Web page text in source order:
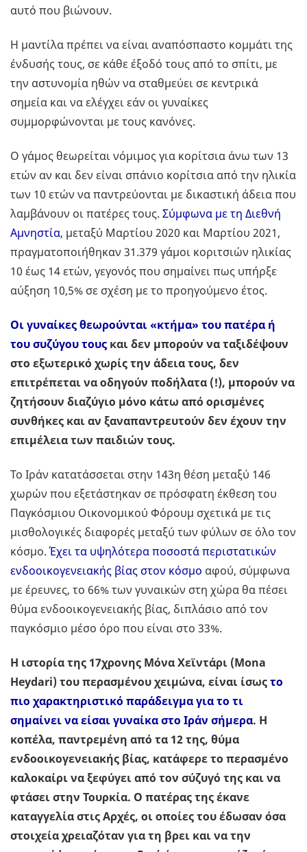
αυτό που βιώνουν.
Η μαντίλα πρέπει να είναι αναπόσπαστο κομμάτι της
ένδυσής τους, σε κάθε έξοδό τους από το σπίτι, με
την αστυνομία ηθών να σταθμεύει σε κεντρικά
σημεία και να ελέγχει εάν οι γυναίκες
συμμορφώνονται με τους κανόνες.
Ο γάμος θεωρείται νόμιμος για κορίτσια άνω των 13
ετών αν και δεν είναι σπάνιο κορίτσια από την ηλικία
των 10 ετών να παντρεύονται με δικαστική άδεια που
λαμβάνουν οι πατέρες τους. Σύμφωνα με τη Διεθνή
Αμνηστία, μεταξύ Μαρτίου 2020 και Μαρτίου 2021,
πραγματοποιήθηκαν 31.379 γάμοι κοριτσιών ηλικίας
10 έως 14 ετών, γεγονός που σημαίνει πως υπήρξε
αύξηση 10,5% σε σχέση με το προηγούμενο έτος.
Οι γυναίκες θεωρούνται «κτήμα» του πατέρα ή
του συζύγου τους και δεν μπορούν να ταξιδέψουν
στο εξωτερικό χωρίς την άδεια τους, δεν
επιτρέπεται να οδηγούν ποδήλατα (!), μπορούν να
ζητήσουν διαζύγιο μόνο κάτω από ορισμένες
συνθήκες και αν ξαναπαντρευτούν δεν έχουν την
επιμέλεια των παιδιών τους.
Το Ιράν κατατάσσεται στην 143η θέση μεταξύ 146
χωρών που εξετάστηκαν σε πρόσφατη έκθεση του
Παγκόσμιου Οικονομικού Φόρουμ σχετικά με τις
μισθολογικές διαφορές μεταξύ των φύλων σε όλο τον
κόσμο.Έχει τα υψηλότερα ποσοστά περιστατικών
ενδοοικογενειακής βίας στον κόσμο αφού, σύμφωνα
με έρευνες, το 66% των γυναικών στη χώρα θα πέσει
θύμα ενδοοικογενειακής βίας, διπλάσιο από τον
παγκόσμιο μέσο όρο που είναι στο 33%.
Η ιστορία της 17χρονης Μόνα Χεϊντάρι (Mona
Heydari) του περασμένου χειμώνα, είναι ίσωςτο
πιο χαρακτηριστικό παράδειγμα για το τι
σημαίνει να είσαι γυναίκα στο Ιράν σήμερα. Η
κοπέλα, παντρεμένη από τα 12 της, θύμα
ενδοοικογενειακής βίας, κατάφερε το περασμένο
καλοκαίρι να ξεφύγει από τον σύζυγό της και να
φτάσει στην Τουρκία. Ο πατέρας της έκανε
καταγγελία στις Αρχές, οι οποίες του έδωσαν όσα
στοιχεία χρειαζόταν για τη βρει και να την